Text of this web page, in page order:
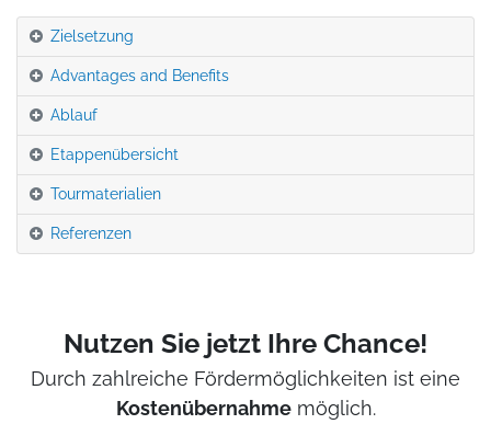
Zielsetzung
Advantages and Benefits
Ablauf
Etappenübersicht
Tourmaterialien
Referenzen
Nutzen Sie jetzt Ihre Chance!
Durch zahlreiche Fördermöglichkeiten ist eine
Kostenübernahmemöglich.